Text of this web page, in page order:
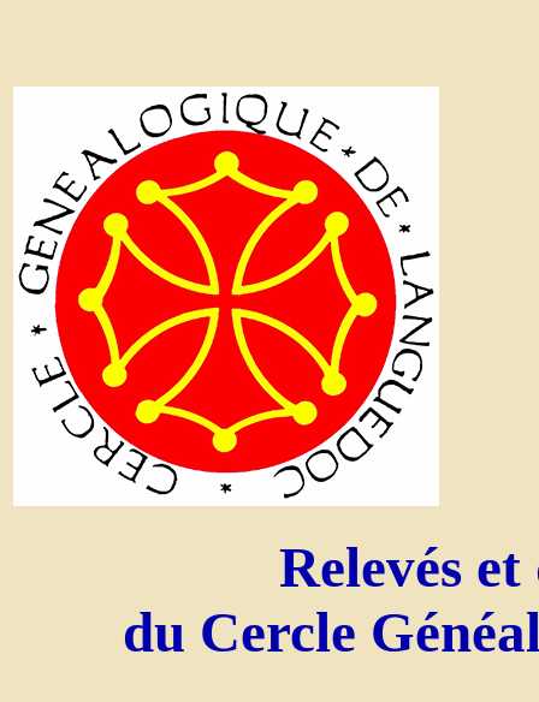
Relevés
du Cercle